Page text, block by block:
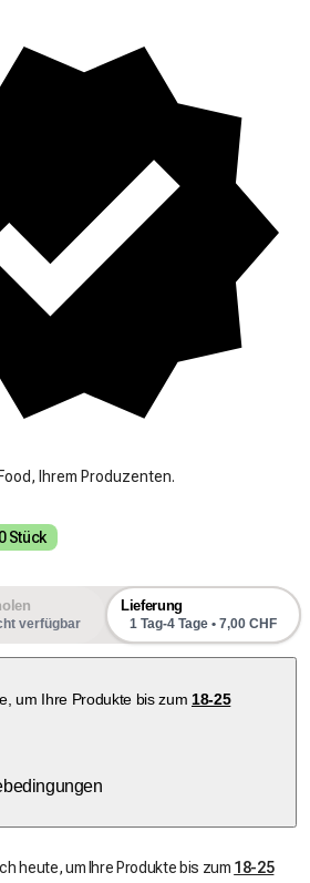
Ihrem Produzenten.
Stück
verfügbar
Lieferung
1 Tag-4 Tage • 7,00 CHF
um Ihre Produkte bis zum 18-25
heute, um Ihre Produkte bis zum 18-25